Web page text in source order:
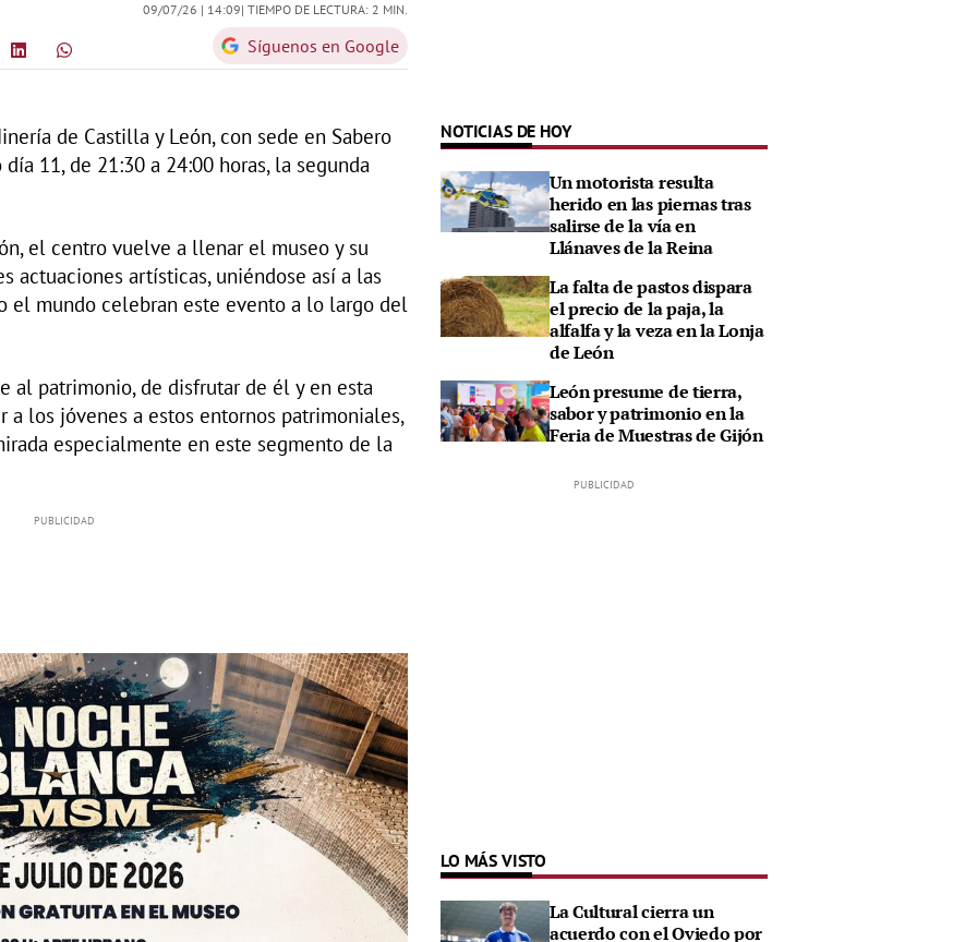
09/07/26 | 14:09| TIEMPO DE LECTURA: 2 MIN.
Síguenos en Google
de Castilla y León, con sede en Sabero
11, de 21:30 a 24:00 horas, la segunda
el centro vuelve a llenar el museo y su
actuaciones artísticas, uniéndose así a las
el mundo celebran este evento a lo largo del
al patrimonio, de disfrutar de él y en esta
los jóvenes a estos entornos patrimoniales,
especialmente en este segmento de la
NOTICIAS DE HOY
Un motorista resulta
herido en las piernas tras
salirse de la vía en
Llánaves de la Reina
La falta de pastos dispara
el precio de la paja, la
alfalfa y la veza en la Lonja
de León
León presume de tierra,
sabor y patrimonio en la
Feria de Muestras de Gijón
LO MÁS VISTO
La Cultural cierra un
acuerdo con el Oviedo por